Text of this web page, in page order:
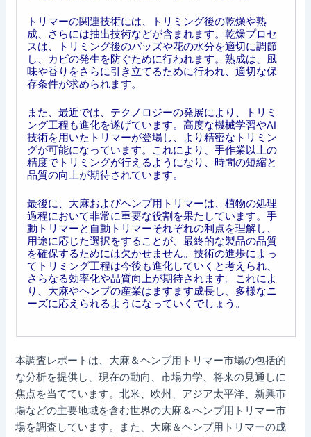
トリマーの関連技術には、トリミング後の乾燥や熟
成、さらには抽出技術などが含まれます。乾燥プロセ
スは、トリミング後のバッズや花の水分を適切に調節
し、カビの発生を防ぐために行われます。熟成は、風
味や香りをさらに引き立てるために行われ、適切な保
存条件が求められます。
また、最近では、テクノロジーの発展により、トリミ
ング工程も進化を遂げています。高度な機械学習やAI
技術を用いたトリマーが登場し、より精密なトリミン
グが可能になっています。これにより、手作業以上の
精度でトリミングが行えるようになり、時間の短縮と
品質の向上が期待されています。
最後に、大麻およびヘンプ用トリマーは、植物の処理
過程において非常に重要な役割を果たしています。手
動トリマーと自動トリマーそれぞれの利点を理解し、
用途に応じた選択をすることが、最終的な製品の品質
を確保するためには欠かせません。技術の進歩によっ
てトリミング工程は今後も進化していくと考えられ、
さらなる効率化や品質向上が期待されます。これによ
り、大麻やヘンプの産業はますます成長し、多様なニ
ーズに応えられるようになっていくでしょう。
本調査レポートは、大麻＆ヘンプ用トリマー市場の包括的
な分析を提供し、現在の動向、市場力学、将来の見通しに
焦点を当てています。北米、欧州、アジア太平洋、新興市
場などの主要地域を含む世界の大麻＆ヘンプ用トリマー市
場を調査しています。また、大麻＆ヘンプ用トリマーの成